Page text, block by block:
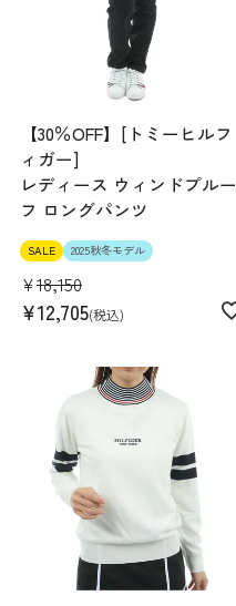
【30％OFF】[トミーヒルフ
ィガー]
レディース ウィンドプルー
フ ロングパンツ
SALE 2025秋冬モデル
¥18,150
¥12,705 税込